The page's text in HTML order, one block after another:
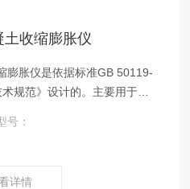
土收缩膨胀仪
膨胀仪是依据标准GB 50119-
规范》设计的。主要用于测
在工程中的使用量。仪器具
。沧州鑫科建仪销售部
号：
详情